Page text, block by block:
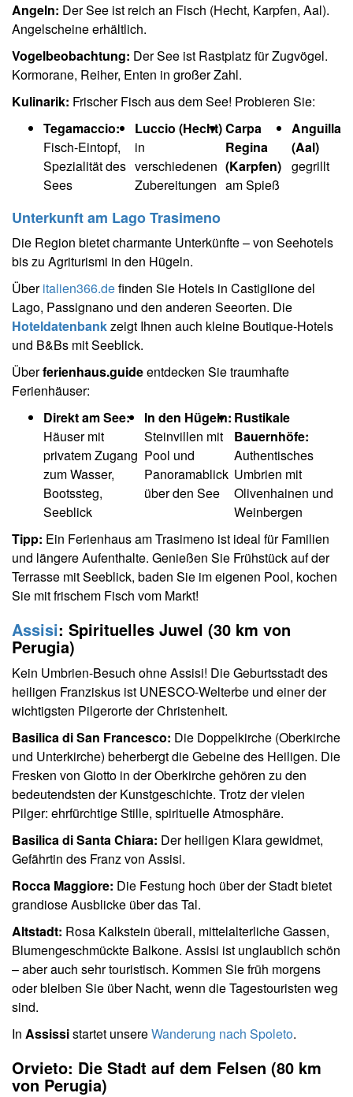
Angeln: Der See ist reich an Fisch (Hecht, Karpfen, Aal).
Angelscheine erhältlich.
Vogelbeobachtung: Der See ist Rastplatz für Zugvögel.
Kormorane, Reiher, Enten in großer Zahl.
Kulinarik: Frischer Fisch aus dem See! Probieren Sie:
Tegamaccio:
Fisch-Eintopf,
Spezialität des
Sees
Luccio (Hecht)
in
verschiedenen
Zubereitungen
Carpa
Regina
(Karpfen)
am Spieß
Anguilla
(Aal)
gegrillt
Unterkunft am Lago Trasimeno
Die Region bietet charmante Unterkünfte – von Seehotels
bis zu Agriturismi in den Hügeln.
Überitalien366.definden Sie Hotels in Castiglione del
Lago, Passignano und den anderen Seeorten. Die
Hoteldatenbankzeigt Ihnen auch kleine Boutique-Hotels
und B&Bs mit Seeblick.
Überferienhaus.guideentdecken Sie traumhafte
Ferienhäuser:
Direkt am See:
Häuser mit
privatem Zugang
zum Wasser,
Bootssteg,
Seeblick
In den Hügeln:
Steinvillen mit
Pool und
Panoramablick
über den See
Rustikale
Bauernhöfe:
Authentisches
Umbrien mit
Olivenhainen und
Weinbergen
Tipp: Ein Ferienhaus am Trasimeno ist ideal für Familien
und längere Aufenthalte. Genießen Sie Frühstück auf der
Terrasse mit Seeblick, baden Sie im eigenen Pool, kochen
Sie mit frischem Fisch vom Markt!
Assisi: Spirituelles Juwel (30 km von
Perugia)
Kein Umbrien-Besuch ohne Assisi! Die Geburtsstadt des
heiligen Franziskus ist UNESCO-Welterbe und einer der
wichtigsten Pilgerorte der Christenheit.
Basilica di San Francesco: Die Doppelkirche (Oberkirche
und Unterkirche) beherbergt die Gebeine des Heiligen. Die
Fresken von Giotto in der Oberkirche gehören zu den
bedeutendsten der Kunstgeschichte. Trotz der vielen
Pilger: ehrfürchtige Stille, spirituelle Atmosphäre.
Basilica di Santa Chiara: Der heiligen Klara gewidmet,
Gefährtin des Franz von Assisi.
Rocca Maggiore: Die Festung hoch über der Stadt bietet
grandiose Ausblicke über das Tal.
Altstadt: Rosa Kalkstein überall, mittelalterliche Gassen,
Blumengeschmückte Balkone. Assisi ist unglaublich schön
– aber auch sehr touristisch. Kommen Sie früh morgens
oder bleiben Sie über Nacht, wenn die Tagestouristen weg
sind.
In Assissistartet unsereWanderung nach Spoleto.
Orvieto: Die Stadt auf dem Felsen (80 km
von Perugia)